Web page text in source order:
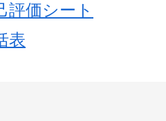
評価シート
表